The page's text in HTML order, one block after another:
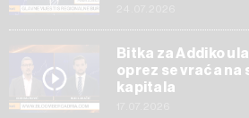
Bitka za Addiko
oprez se vraća
kapitala